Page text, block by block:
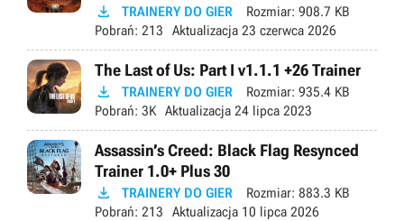
 TRAINERY DO GIER Rozmiar: 908.7 KB
Pobrań: 213 Aktualizacja 23 czerwca 2026
The Last of Us: Part I v1.1.1 +26 Trainer
 TRAINERY DO GIER Rozmiar: 935.4 KB
Pobrań: 3K Aktualizacja 24 lipca 2023
Assassin’s Creed: Black Flag Resynced
Trainer 1.0+ Plus 30
 TRAINERY DO GIER Rozmiar: 883.3 KB
Pobrań: 213 Aktualizacja 10 lipca 2026